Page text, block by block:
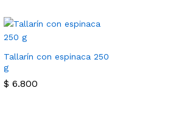
Tallarín con espinaca 250
g
$ 6.800
$ 6.800